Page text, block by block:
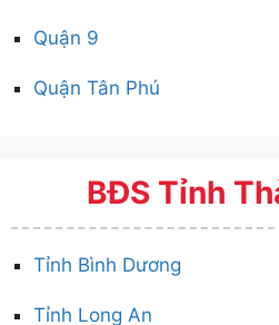
Quận 9
Quận Tân Phú
BĐS Tỉnh
Tỉnh Bình Dương
Tỉnh Long An